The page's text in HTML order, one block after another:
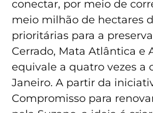
conectar, por meio de
meio milhão de hectares
prioritárias para a
Cerrado, Mata Atlântica e
equivale a quatro vezes a
Janeiro. A partir da
Compromisso para